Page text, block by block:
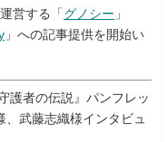
営する「 グノシー 」
」への記事提供を開始い
護者の伝説』パンフレッ
、武藤志織様インタビュ